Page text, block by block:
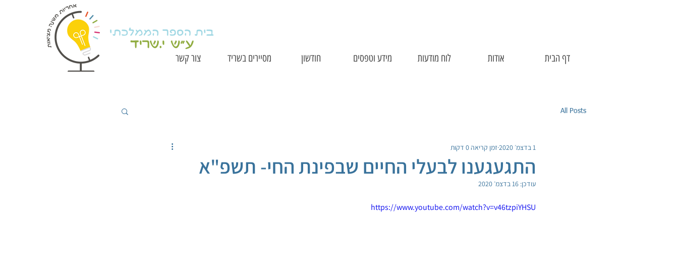
דף הבית אודות לוח מודעות מידע וטפסים חודשון מסיירים בשריד צור קשר
All Posts
התגעגענו לבעלי החיים שבפינת החי- תשפ"א
1 בדצמ׳ 2020 זמן קריאה 0 דקות
עודכן: 16 בדצמ׳ 2020
https://www.youtube.com/watch?v=v46tzpiYHSU